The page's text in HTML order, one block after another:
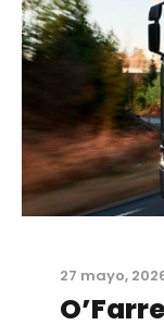
27 mayo,